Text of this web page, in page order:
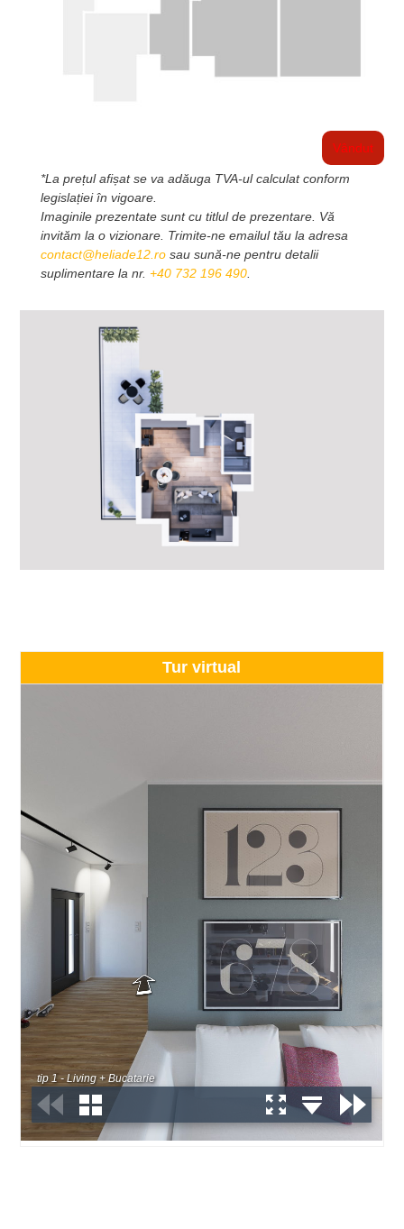
Vândut
*La prețul afișat se va adăuga TVA-ul calculat conform
legislației în vigoare.
Imaginile prezentate sunt cu titlul de prezentare. Vă
invităm la o vizionare. Trimite-ne emailul tău la adresa
contact@heliade12.rosau sună-ne pentru detalii
suplimentare la nr. +40 732 196 490.
Tur virtual